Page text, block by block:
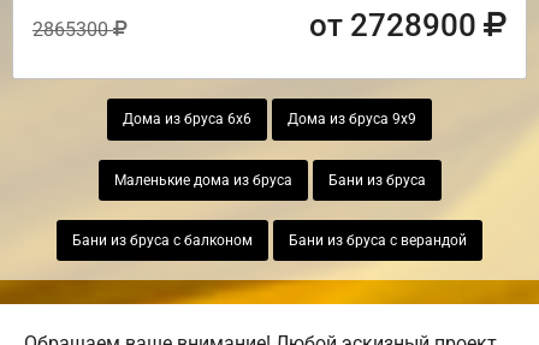
2865300 от 2728900
Дома из бруса 6х6 Дома из бруса 9х9
Маленькие дома из бруса Бани из бруса
Бани из бруса с балконом Бани из бруса с верандой